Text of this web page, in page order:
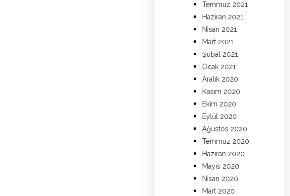
Temmuz 2021
Haziran 2021
Nisan 2021
Mart 2021
Şubat 2021
Ocak 2021
Aralık 2020
Kasım 2020
Ekim 2020
Eylül 2020
Ağustos 2020
Temmuz 2020
Haziran 2020
Mayıs 2020
Nisan 2020
Mart 2020